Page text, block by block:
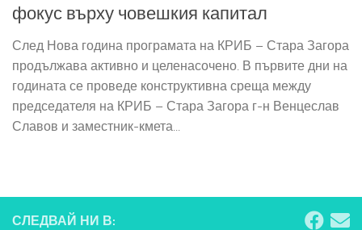
фокус върху човешкия капитал
След Нова година програмата на КРИБ – Стара Загора
продължава активно и целенасочено. В първите дни на
годината се проведе конструктивна среща между
председателя на КРИБ – Стара Загора г-н Венцеслав
Славов и заместник-кмета...
СЛЕДВАЙ НИ В: